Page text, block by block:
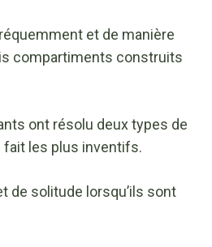
et de manière
compartiments construits
ont résolu deux types de
fait les plus inventifs.
de solitude lorsqu’ils sont